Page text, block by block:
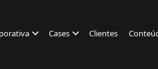
Cases Clientes